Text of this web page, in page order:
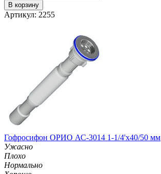
В корзину
Артикул: 2255
Гофросифон ОРИО АС-3014 1-1/4'х40/50 мм
Ужасно
Плохо
Нормально